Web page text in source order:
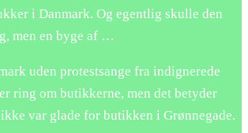
i Danmark. Og egentlig skulle den
men en byge af …
uden protestsange fra indignerede
ring om butikkerne, men det betyder
var glade for butikken i Grønnegade.